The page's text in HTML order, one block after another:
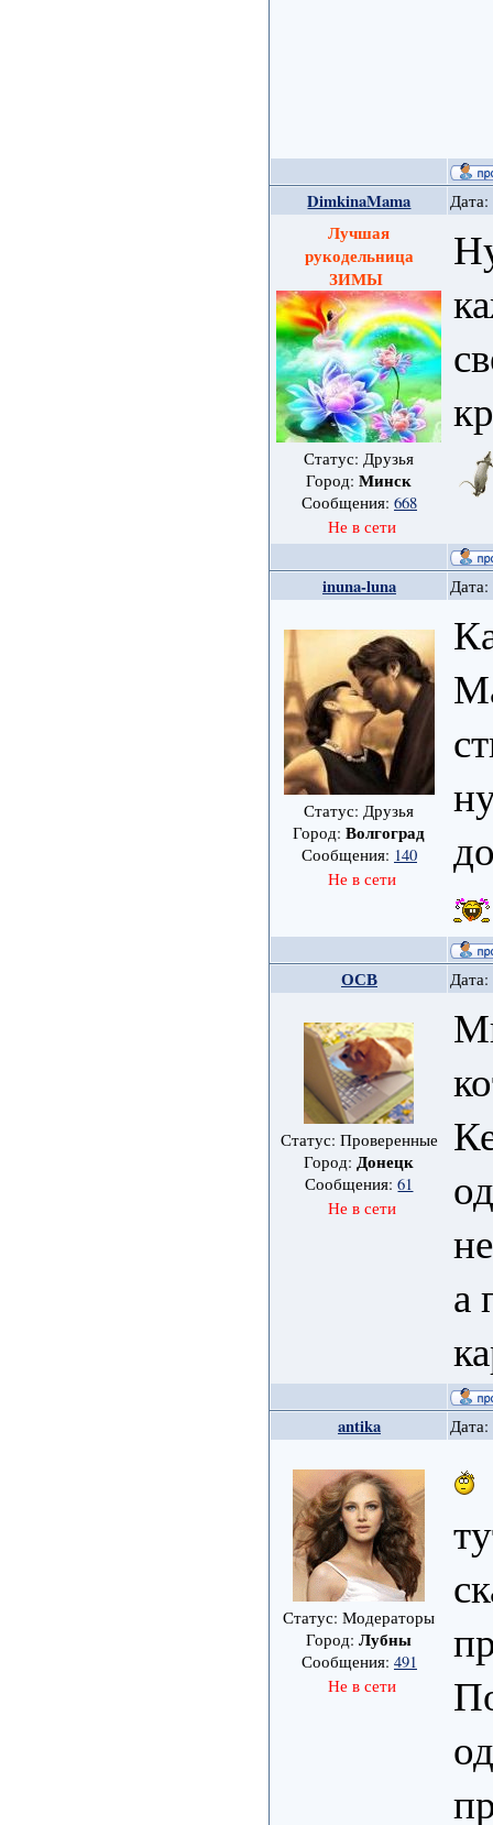
DimkinaMama
Лучшая
рукодельница
ЗИМЫ
Статус: Друзья
Город:Минск
Сообщения: 668
Не в сети
inuna-luna
Статус: Друзья
Город:Волгоград
Сообщения: 140
Не в сети
ОСВ
Статус: Проверенные
Город:Донецк
Сообщения:61
Не в сети
а
antika
Статус: Модераторы
Город:Лубны
Сообщения: 491
Не в сети